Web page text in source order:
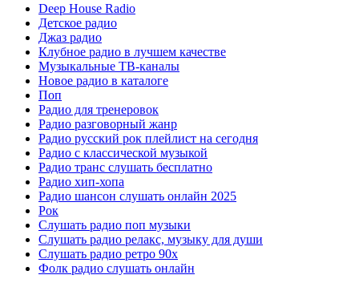
Deep House Radio
Детское радио
Джаз радио
Клубное радио в лучшем качестве
Музыкальные ТВ-каналы
Новое радио в каталоге
Поп
Радио для тренеровок
Радио разговорный жанр
Радио русский рок плейлист на сегодня
Радио с классической музыкой
Радио транс слушать бесплатно
Радио хип-хопа
Радио шансон слушать онлайн 2025
Рок
Слушать радио поп музыки
Слушать радио релакс, музыку для души
Слушать радио ретро 90х
Фолк радио слушать онлайн